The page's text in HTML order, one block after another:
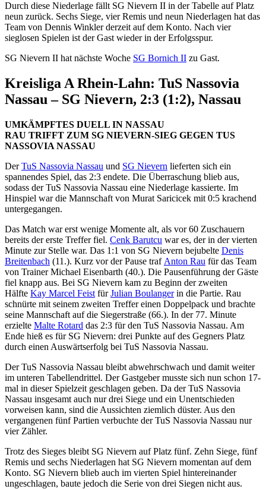
Durch diese Niederlage fällt SG Nievern II in der Tabelle auf Platz
neun zurück. Sechs Siege, vier Remis und neun Niederlagen hat das
Team von Dennis Winkler derzeit auf dem Konto. Nach vier
sieglosen Spielen ist der Gast wieder in der Erfolgsspur.
SG Nievern II hat nächste Woche SG Bornich II zu Gast.
Kreisliga A Rhein-Lahn: TuS Nassovia
Nassau – SG Nievern, 2:3 (1:2), Nassau
UMKÄMPFTES DUELL IN NASSAU
RAU TRIFFT ZUM SG NIEVERN-SIEG GEGEN TUS
NASSOVIA NASSAU
DerTuS Nassovia Nassau und SG Nievern lieferten sich ein
spannendes Spiel, das 2:3 endete. Die Überraschung blieb aus,
sodass der TuS Nassovia Nassau eine Niederlage kassierte. Im
Hinspiel war die Mannschaft von Murat Saricicek mit 0:5 krachend
untergegangen.
Das Match war erst wenige Momente alt, als vor 60 Zuschauern
bereits der erste Treffer fiel. Cenk Barutcu war es, der in der vierten
Minute zur Stelle war. Das 1:1 von SG Nievern bejubelte Denis
Breitenbach (11.). Kurz vor der Pause traf Anton Rau für das Team
von Trainer Michael Eisenbarth (40.). Die Pausenführung der Gäste
fiel knapp aus. Bei SG Nievern kam zu Beginn der zweiten
Hälfte Kay Marcel Feist fürJulian Boulangerin die Partie. Rau
schnürte mit seinem zweiten Treffer einen Doppelpack und brachte
seine Mannschaft auf die Siegerstraße (66.). In der 77. Minute
erzielte Malte Rotard das 2:3 für den TuS Nassovia Nassau. Am
Ende hieß es für SG Nievern: drei Punkte auf des Gegners Platz
durch einen Auswärtserfolg bei TuS Nassovia Nassau.
Der TuS Nassovia Nassau bleibt abwehrschwach und damit weiter
im unteren Tabellendrittel. Der Gastgeber musste sich nun schon 17-
mal in dieser Spielzeit geschlagen geben. Da der TuS Nassovia
Nassau insgesamt auch nur drei Siege und ein Unentschieden
vorweisen kann, sind die Aussichten ziemlich düster. Aus den
vergangenen fünf Partien verbuchte der TuS Nassovia Nassau nur
vier Zähler.
Trotz des Sieges bleibt SG Nievern auf Platz fünf. Zehn Siege, fünf
Remis und sechs Niederlagen hat SG Nievern momentan auf dem
Konto. SG Nievern blieb auch im vierten Spiel hintereinander
ungeschlagen, baute jedoch die Serie von drei Siegen nicht aus.